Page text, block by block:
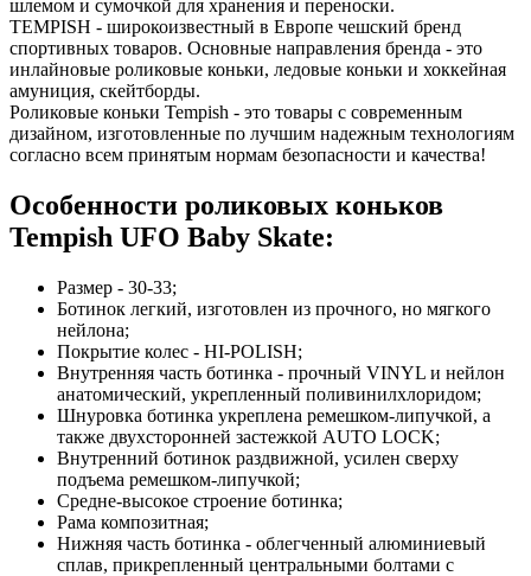
шлемом и сумочкой для хранения и переноски.
TEMPISH - широкоизвестный в Европе чешский бренд
спортивных товаров. Основные направления бренда - это
инлайновые роликовые коньки, ледовые коньки и хоккейная
амуниция, скейтборды.
Роликовые коньки Tempish - это товары с современным
дизайном, изготовленные по лучшим надежным технологиям
согласно всем принятым нормам безопасности и качества!
Особенности роликовых коньков
Tempish UFO Baby Skate:
Размер - 30-33;
Ботинок легкий, изготовлен из прочного, но мягкого
нейлона;
Покрытие колес - HI-POLISH;
Внутренняя часть ботинка - прочный VINYL и нейлон
анатомический, укрепленный поливинилхлоридом;
Шнуровка ботинка укреплена ремешком-липучкой, а
также двухсторонней застежкой AUTO LOCK;
Внутренний ботинок раздвижной, усилен сверху
подъема ремешком-липучкой;
Средне-высокое строение ботинка;
Рама композитная;
Нижняя часть ботинка - облегченный алюминиевый
сплав, прикрепленный центральными болтами с